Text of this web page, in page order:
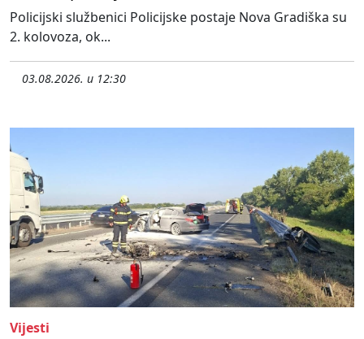
Policijski službenici Policijske postaje Nova Gradiška su
2. kolovoza, ok...
03.08.2026. u 12:30
Vijesti